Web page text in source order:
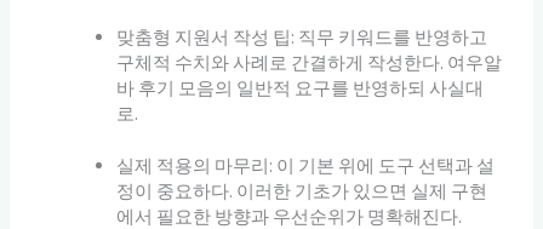
맞춤형 지원서 작성 팁: 직무 키워드를 반영하고
구체적 수치와 사례로 간결하게 작성한다. 여우알
바 후기 모음의 일반적 요구를 반영하되 사실대
로.
실제 적용의 마무리: 이 기본 위에 도구 선택과 설
정이 중요하다. 이러한 기초가 있으면 실제 구현
에서 필요한 방향과 우선순위가 명확해진다.